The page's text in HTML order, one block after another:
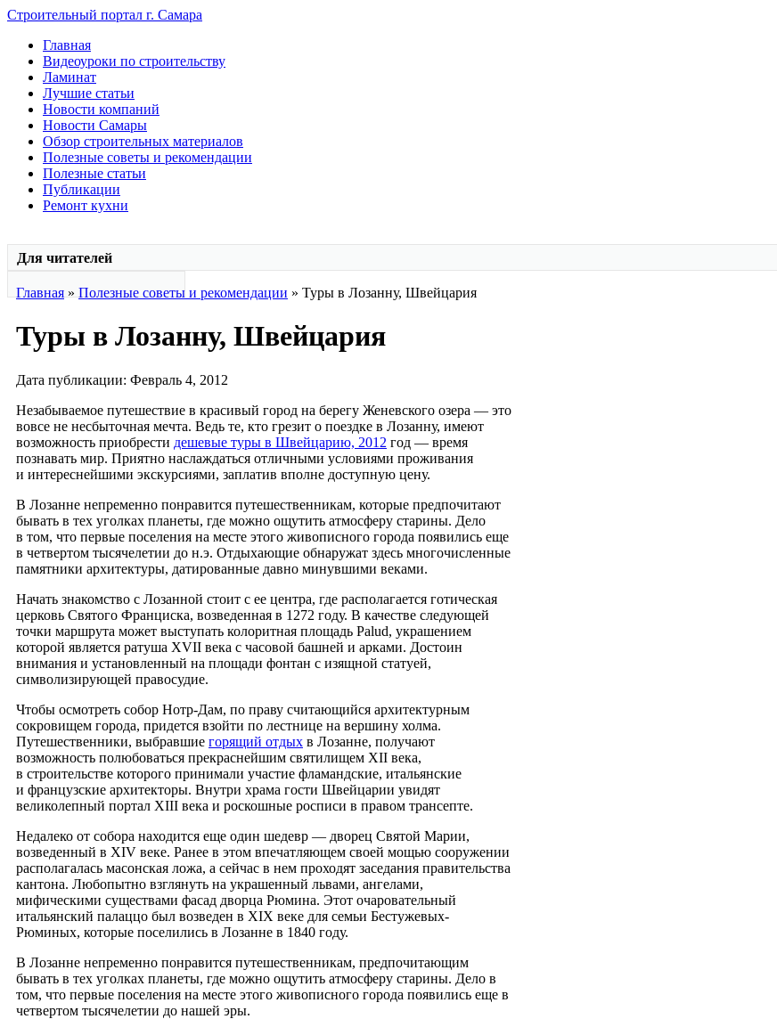
Строительный портал г. Самара
Главная
Видеоуроки по строительству
Ламинат
Лучшие статьи
Новости компаний
Новости Самары
Обзор строительных материалов
Полезные советы и рекомендации
Полезные статьи
Публикации
Ремонт кухни
Для читателей
Главная » Полезные советы и рекомендации » Туры в Лозанну, Швейцария
Туры в Лозанну, Швейцария
Дата публикации: Февраль 4, 2012
Незабываемое путешествие в красивый город на берегу Женевского озера — это
вовсе не несбыточная мечта. Ведь те, кто грезит о поездке в Лозанну, имеют
возможность приобрести дешевые туры в Швейцарию, 2012 год — время
познавать мир. Приятно наслаждаться отличными условиями проживания
и интереснейшими экскурсиями, заплатив вполне доступную цену.
В Лозанне непременно понравится путешественникам, которые предпочитают
бывать в тех уголках планеты, где можно ощутить атмосферу старины. Дело
в том, что первые поселения на месте этого живописного города появились еще
в четвертом тысячелетии до н.э. Отдыхающие обнаружат здесь многочисленные
памятники архитектуры, датированные давно минувшими веками.
Начать знакомство с Лозанной стоит с ее центра, где располагается готическая
церковь Святого Франциска, возведенная в 1272 году. В качестве следующей
точки маршрута может выступать колоритная площадь Palud, украшением
которой является ратуша XVII века с часовой башней и арками. Достоин
внимания и установленный на площади фонтан с изящной статуей,
символизирующей правосудие.
Чтобы осмотреть собор Нотр-Дам, по праву считающийся архитектурным
сокровищем города, придется взойти по лестнице на вершину холма.
Путешественники, выбравшие горящий отдых в Лозанне, получают
возможность полюбоваться прекраснейшим святилищем XII века,
в строительстве которого принимали участие фламандские, итальянские
и французские архитекторы. Внутри храма гости Швейцарии увидят
великолепный портал XIII века и роскошные росписи в правом трансепте.
Недалеко от собора находится еще один шедевр — дворец Святой Марии,
возведенный в XIV веке. Ранее в этом впечатляющем своей мощью сооружении
располагалась масонская ложа, а сейчас в нем проходят заседания правительства
кантона. Любопытно взглянуть на украшенный львами, ангелами,
мифическими существами фасад дворца Рюмина. Этот очаровательный
итальянский палаццо был возведен в XIX веке для семьи Бестужевых-
Рюминых, которые поселились в Лозанне в 1840 году.
В Лозанне непременно понравится путешественникам, предпочитающим
бывать в тех уголках планеты, где можно ощутить атмосферу старины. Дело в
том, что первые поселения на месте этого живописного города появились еще в
четвертом тысячелетии до нашей эры.